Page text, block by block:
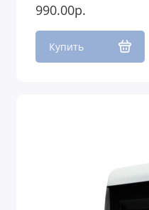
990.00р.
Купить